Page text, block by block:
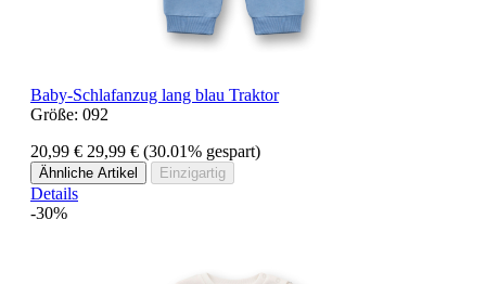
Baby-Schlafanzug lang blau Traktor
Größe: 092
20,99 € 29,99 € (30.01% gespart)
Ähnliche Artikel Einzigartig
Details
-30%